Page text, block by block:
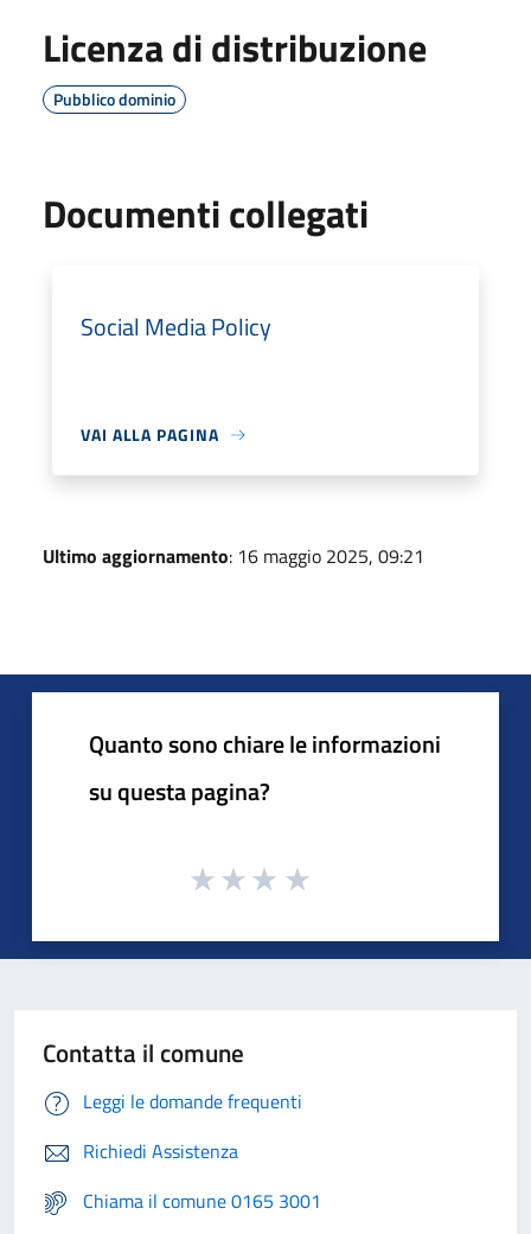
Licenza di distribuzione
Pubblico dominio
Documenti collegati
Social Media Policy
VAI ALLA PAGINA
Ultimo aggiornamento: 16 maggio 2025, 09:21
Quanto sono chiare le informazioni
su questa pagina?
Contatta il comune
Leggi le domande frequenti
Richiedi Assistenza
Chiama il comune 0165 3001